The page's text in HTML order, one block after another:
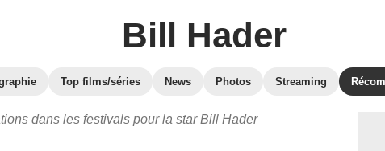
Bill Hader
Top films/séries News Photos Streaming
dans les festivals pour la star Bill Hader